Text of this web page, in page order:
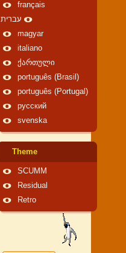
français
עברית
magyar
italiano
ქართული
português (Brasil)
português (Portugal)
русский
svenska
Theme
SCUMM
Residual
Retro